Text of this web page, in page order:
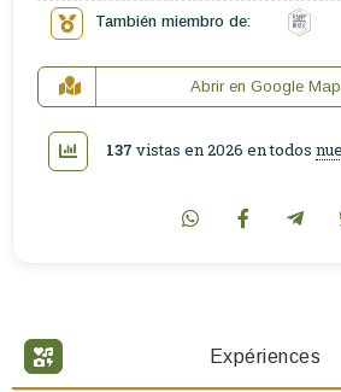
Expériences
También miembro de:
Abrir en Google
137 vistas en 2026 en todos